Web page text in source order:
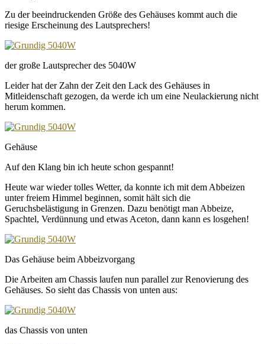
Zu der beeindruckenden Größe des Gehäuses kommt auch die
riesige Erscheinung des Lautsprechers!
der große Lautsprecher des 5040W
Leider hat der Zahn der Zeit den Lack des Gehäuses in
Mitleidenschaft gezogen, da werde ich um eine Neulackierung nicht
herum kommen.
Gehäuse
Auf den Klang bin ich heute schon gespannt!
Heute war wieder tolles Wetter, da konnte ich mit dem Abbeizen
unter freiem Himmel beginnen, somit hält sich die
Geruchsbelästigung in Grenzen. Dazu benötigt man Abbeize,
Spachtel, Verdünnung und etwas Aceton, dann kann es losgehen!
Das Gehäuse beim Abbeizvorgang
Die Arbeiten am Chassis laufen nun parallel zur Renovierung des
Gehäuses. So sieht das Chassis von unten aus:
das Chassis von unten